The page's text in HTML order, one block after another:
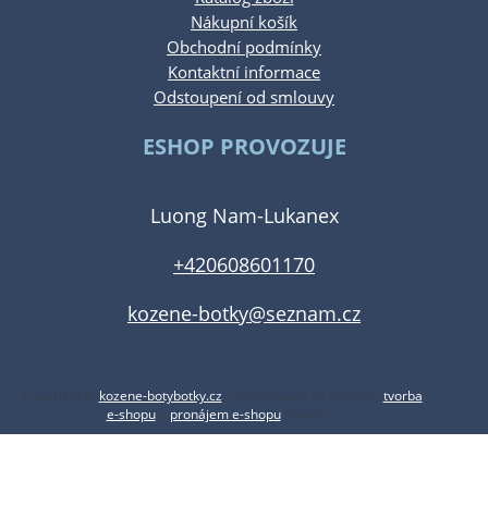
Nákupní košík
Obchodní podmínky
Kontaktní informace
Odstoupení od smlouvy
ESHOP PROVOZUJE
Luong Nam-Lukanex
+420608601170
kozene-botky@seznam.cz
kozene-botybotky.cz
tvorba
e-shopua pronájem e-shopuShop5.cz